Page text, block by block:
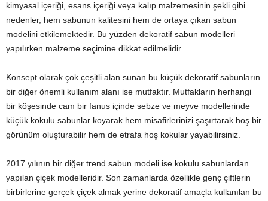
kimyasal içeriği, esans içeriği veya kalıp malzemesinin şekli gibi
nedenler, hem sabunun kalitesini hem de ortaya çıkan sabun
modelini etkilemektedir. Bu yüzden dekoratif sabun modelleri
yapılırken malzeme seçimine dikkat edilmelidir.
Konsept olarak çok çeşitli alan sunan bu küçük dekoratif sabunların
bir diğer önemli kullanım alanı ise mutfaktır. Mutfakların herhangi
bir köşesinde cam bir fanus içinde sebze ve meyve modellerinde
küçük kokulu sabunlar koyarak hem misafirlerinizi şaşırtarak hoş bir
görünüm oluşturabilir hem de etrafa hoş kokular yayabilirsiniz.
2017 yılının bir diğer trend sabun modeli ise kokulu sabunlardan
yapılan çiçek modelleridir. Son zamanlarda özellikle genç çiftlerin
birbirlerine gerçek çiçek almak yerine dekoratif amaçla kullanılan bu